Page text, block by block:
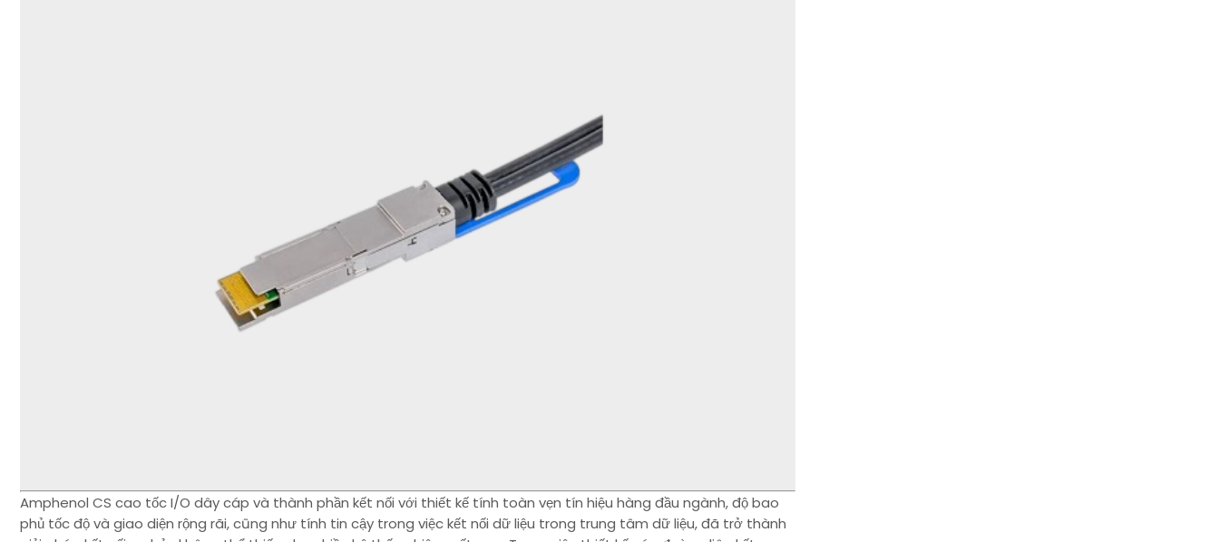
Amphenol CS cao tốc I/O dây cáp và thành phần kết nối với thiết kế tính toàn vẹn tín hiệu hàng đầu ngành, độ bao
phủ tốc độ và giao diện rộng rãi, cũng như tính tin cậy trong việc kết nối dữ liệu trong trung tâm dữ liệu, đã trở thành